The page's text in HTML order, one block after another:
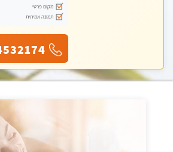
מקום פרטי
תמונה אמיתית